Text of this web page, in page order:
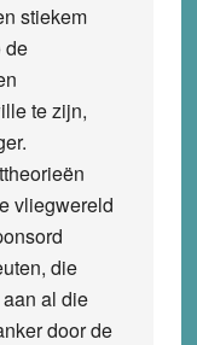
stiekem
de
te zijn,
vliegwereld
die
al die
door de